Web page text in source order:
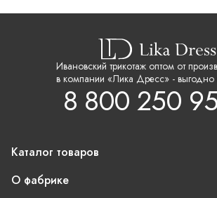
Ивановский трикотаж оптом от
в компании «Лика Дресс» -
8 800 250
Каталог товаров
О фабрике